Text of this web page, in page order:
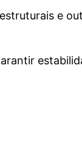
e